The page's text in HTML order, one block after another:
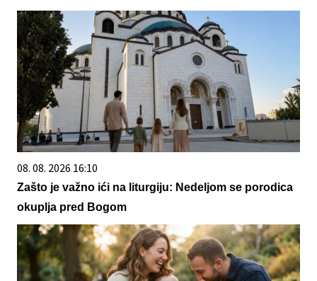
08. 08. 2026 16:10
Zašto je važno ići na liturgiju: Nedeljom se porodica
okuplja pred Bogom